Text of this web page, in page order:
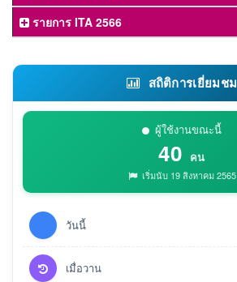
รายการ ITA 2566
สถิติการเยี่ยมชม
ผู้ใช้งานขณะนี้
40 คน
เริ่มนับ 19 สิงหาคม 2565
วันนี้
เมื่อวาน